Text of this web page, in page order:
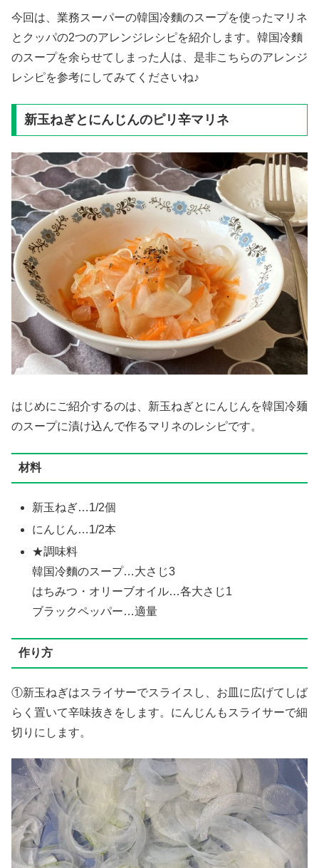
今回は、業務スーパーの韓国冷麵のスープを使ったマリネ
とクッパの2つのアレンジレシピを紹介します。韓国冷麵
のスープを余らせてしまった人は、是非こちらのアレンジ
レシピを参考にしてみてくださいね♪
新玉ねぎとにんじんのピリ辛マリネ
はじめにご紹介するのは、新玉ねぎとにんじんを韓国冷麺
のスープに漬け込んで作るマリネのレシピです。
材料
新玉ねぎ…1/2個
にんじん…1/2本
★調味料
韓国冷麵のスープ…大さじ3
はちみつ・オリーブオイル…各大さじ1
ブラックペッパー…適量
作り方
①新玉ねぎはスライサーでスライスし、お皿に広げてしば
らく置いて辛味抜きをします。にんじんもスライサーで細
切りにします。